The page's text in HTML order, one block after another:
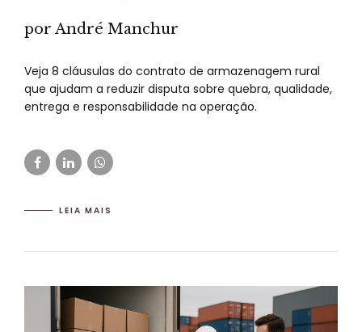
por André Manchur
Veja 8 cláusulas do contrato de armazenagem rural
que ajudam a reduzir disputa sobre quebra, qualidade,
entrega e responsabilidade na operação.
LEIA MAIS